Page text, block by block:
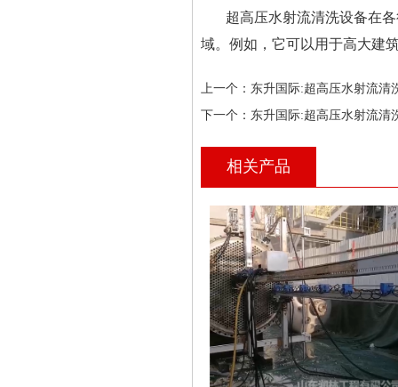
超高压水射流清洗设备在
域。例如，它可以用于高大建
上一个： 东升国际:超高压水射流清
下一个： 东升国际:超高压水射流清
相关产品